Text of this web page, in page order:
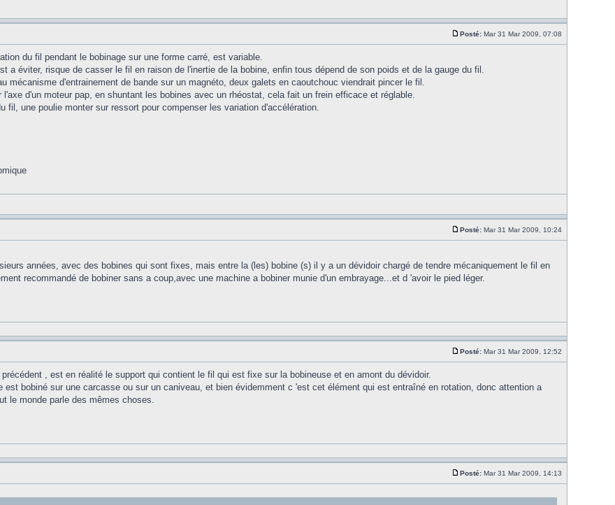
Posté: Mar 31 Mar 2009, 07:08
du fil pendant le bobinage sur une forme carré, est variable.
a éviter, risque de casser le fil en raison de l'inertie de la bobine, enfin tous dépend de son poids et de la gauge du fil.
mécanisme d'entrainement de bande sur un magnéto, deux galets en caoutchouc viendrait pincer le fil.
d'un moteur pap, en shuntant les bobines avec un rhéostat, cela fait un frein efficace et réglable.
fil, une poulie monter sur ressort pour compenser les variation d'accélération.
Posté: Mar 31 Mar 2009, 10:24
années, avec des bobines qui sont fixes, mais entre la (les) bobine (s) il y a un dévidoir chargé de tendre mécaniquement le fil en
recommandé de bobiner sans a coup,avec une machine a bobiner munie d'un embrayage...et d 'avoir le pied léger.
Posté: Mar 31 Mar 2009, 12:52
, est en réalité le support qui contient le fil qui est fixe sur la bobineuse et en amont du dévidoir.
est bobiné sur une carcasse ou sur un caniveau, et bien évidemment c 'est cet élément qui est entraîné en rotation, donc attention a
le monde parle des mêmes choses.
Posté: Mar 31 Mar 2009, 14:13